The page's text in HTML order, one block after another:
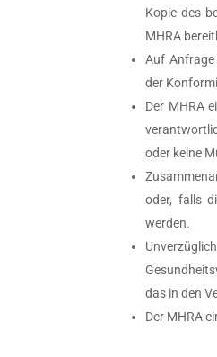
Kopie des
MHRA
Auf Anfrage
der
Der MHRA
oder keine
oder, falls
werden.
das in den
Der MHRA